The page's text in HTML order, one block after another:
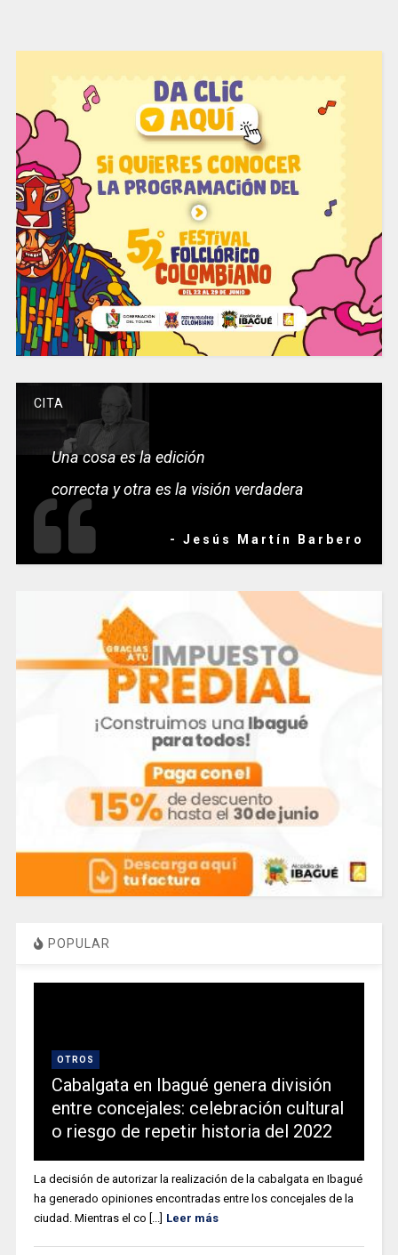
CITA
Una cosa es la edición
correcta y otra es la visión verdadera
- Jesús Martín Barbero
POPULAR
OTROS
Cabalgata en Ibagué genera división
entre concejales: celebración cultural
o riesgo de repetir historia del 2022
La decisión de autorizar la realización de la cabalgata en Ibagué
ha generado opiniones encontradas entre los concejales de la
ciudad. Mientras el co [...] Leer más